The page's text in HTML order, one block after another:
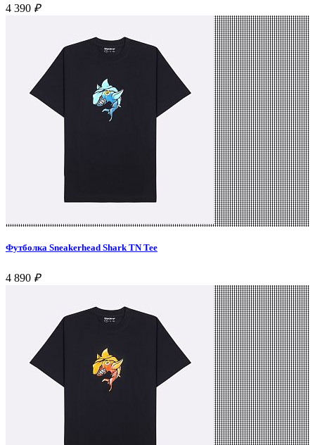
4 390 ₽
Футболка Sneakerhead Shark TN Tee
4 890 ₽